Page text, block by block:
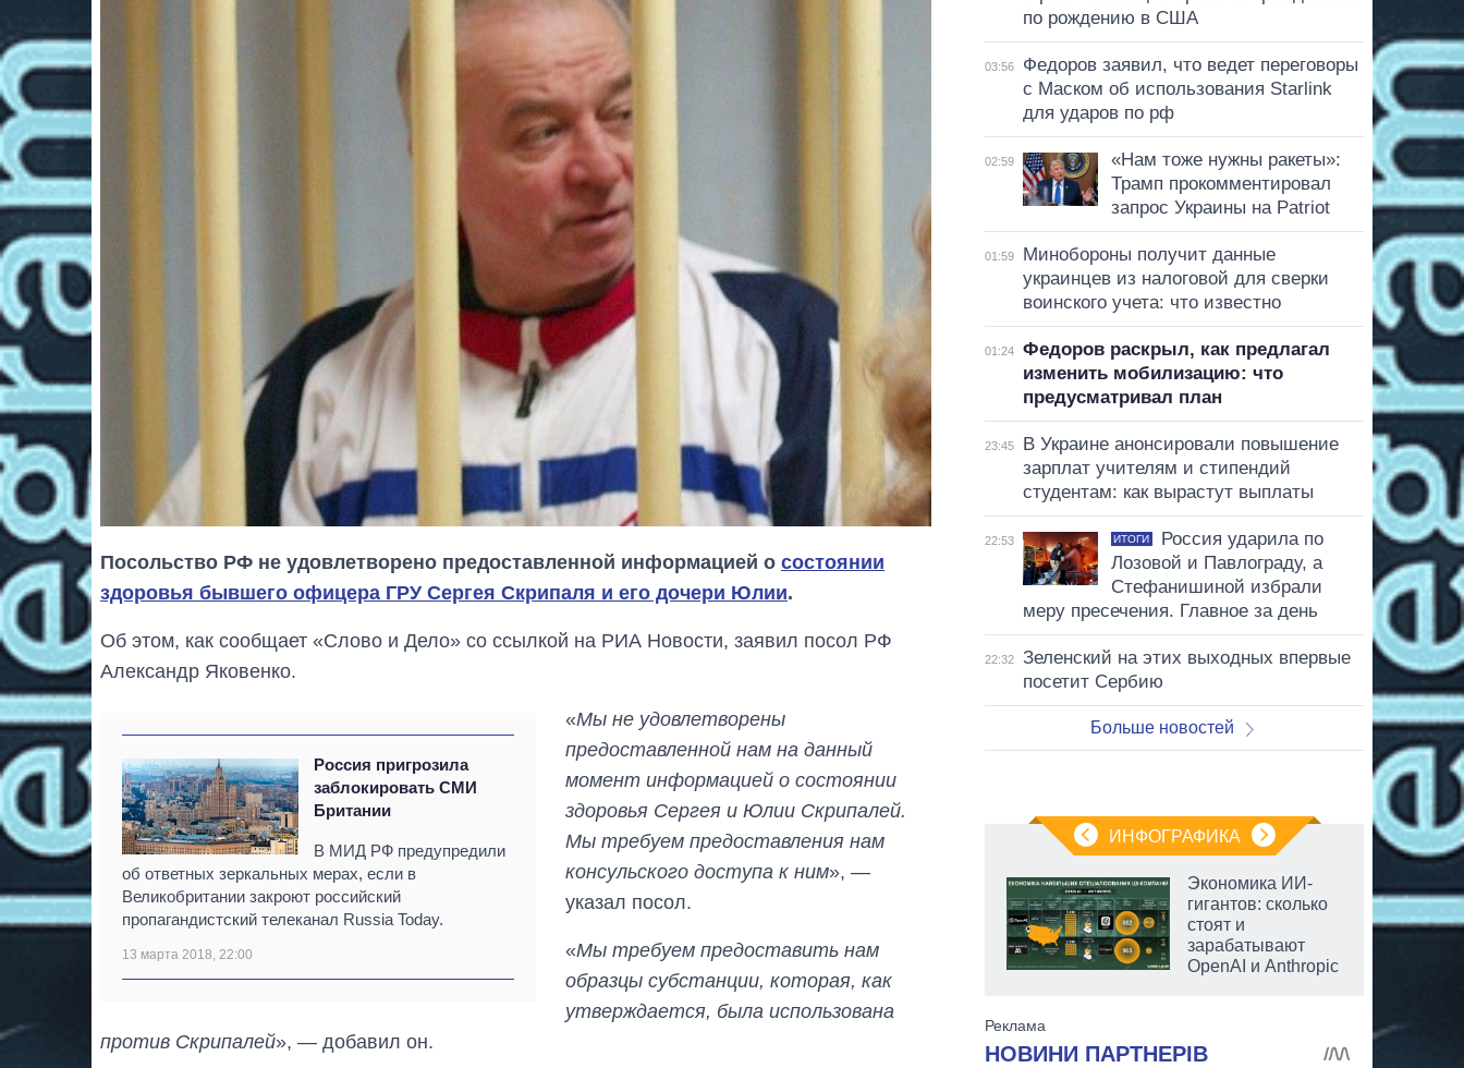
Посольство РФ не удовлетворено предоставленной информацией о состоянии
здоровья бывшего офицера ГРУ Сергея Скрипаля и его дочери Юлии.
Об этом, как сообщает «Слово и Дело» со ссылкой на РИА Новости, заявил посол РФ
Александр Яковенко.
Россия пригрозила
заблокировать СМИ
Британии
В МИД РФ предупредили
об ответных зеркальных мерах, если в
Великобритании закроют российский
пропагандистский телеканал Russia Today.
13 марта 2018, 22:00
«Мы не удовлетворены
предоставленной нам на данный
момент информацией о состоянии
здоровья Сергея и Юлии Скрипалей.
Мы требуем предоставления нам
консульского доступа к ним», —
указал посол.
«Мы требуем предоставить нам
образцы субстанции, которая, как
утверждается, была использована
против Скрипалей», — добавил он.
по рождению в США
03:56
Федоров заявил, что ведет переговоры
с Маском об использования Starlink
для ударов по рф
02:59
«Нам тоже нужны ракеты»:
Трамп прокомментировал
запрос Украины на Patriot
01:59
Минобороны получит данные
украинцев из налоговой для сверки
воинского учета: что известно
01:24
Федоров раскрыл, как предлагал
изменить мобилизацию: что
предусматривал план
23:45
В Украине анонсировали повышение
зарплат учителям и стипендий
студентам: как вырастут выплаты
22:53 ИТОГИ
Россия ударила по
Лозовой и Павлограду, а
Стефанишиной избрали
меру пресечения. Главное за день
22:32
Зеленский на этих выходных впервые
посетит Сербию
Больше новостей
ИНФОГРАФИКА
Как за 10 лет
поступающих в
магистратуру и
аспирантуру
Экономика ИИ-
гигантов: сколько
стоят и
зарабатывают
OpenAI и Anthropic